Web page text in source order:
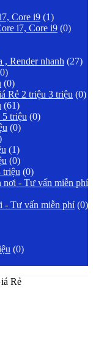
Core i9 (1)
i7, Core i9 (0)
, Render nhanh (27)
(0)
Rẻ 2 triệu 3 triệu (0)
(61)
triệu (0)
(0)
(1)
(0)
triệu (0)
nơi - Tư vấn miễn phí
- Tư vấn miễn phí (0)
(0)
Rẻ